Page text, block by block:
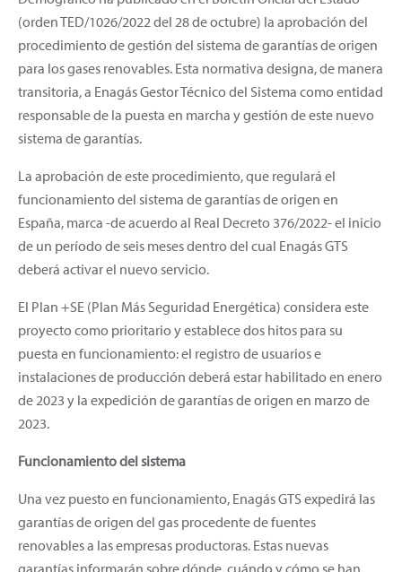
(orden TED/1026/2022 del 28 de octubre) la aprobación del
procedimiento de gestión del sistema de garantías de origen
para los gases renovables. Esta normativa designa, de manera
transitoria, a Enagás Gestor Técnico del Sistema como entidad
responsable de la puesta en marcha y gestión de este nuevo
sistema de garantías.
La aprobación de este procedimiento, que regulará el
funcionamiento del sistema de garantías de origen en
España, marca -de acuerdo al Real Decreto 376/2022- el inicio
de un período de seis meses dentro del cual Enagás GTS
deberá activar el nuevo servicio.
El Plan +SE (Plan Más Seguridad Energética) considera este
proyecto como prioritario y establece dos hitos para su
puesta en funcionamiento: el registro de usuarios e
instalaciones de producción deberá estar habilitado en enero
de 2023 y la expedición de garantías de origen en marzo de
2023.
Funcionamiento del sistema
Una vez puesto en funcionamiento, Enagás GTS expedirá las
garantías de origen del gas procedente de fuentes
renovables a las empresas productoras. Estas nuevas
garantías informarán sobre dónde, cuándo y cómo se han